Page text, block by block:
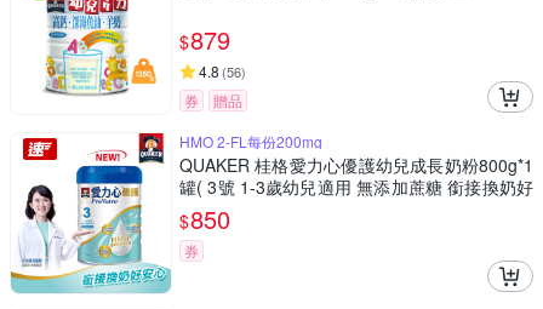
$879
4.8 (56)
券
贈品
HMO 2-FL每份200mg
QUAKER 桂格愛力心優護幼兒成長奶粉800g*1
罐( 3號 1-3歲幼兒適用 無添加蔗糖 銜接換奶好
安心)
$850
券